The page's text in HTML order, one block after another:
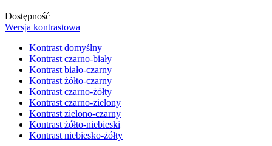
Dostępność
Wersja kontrastowa
Kontrast domyślny
Kontrast czarno-biały
Kontrast biało-czarny
Kontrast żółto-czarny
Kontrast czarno-żółty
Kontrast czarno-zielony
Kontrast zielono-czarny
Kontrast żółto-niebieski
Kontrast niebiesko-żółty